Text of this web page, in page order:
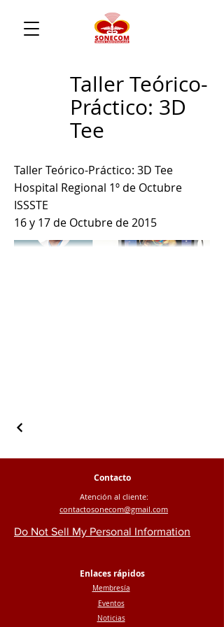
Taller Teórico-
Práctico: 3D
Tee
Taller Teórico-Práctico: 3D Tee
Hospital Regional 1º de Octubre
ISSSTE
16 y 17 de Octubre de 2015
Contacto
Atención al cliente:
contactosonecom@gmail.com
Do Not Sell My Personal Information
Enlaces rápidos
Membresía
Eventos
Noticias